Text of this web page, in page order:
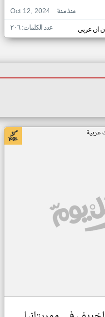
Oct 12, 2024
منذ سنة
ان عربي عدد الكلمات: ٢٠٦
عربية